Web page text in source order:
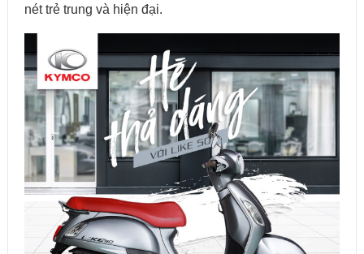
nét trẻ trung và hiện đại.